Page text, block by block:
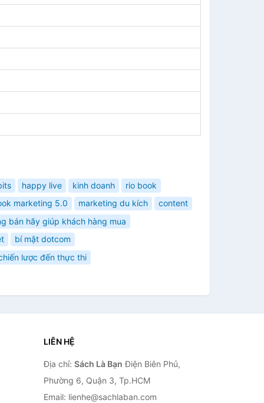
happy live kinh doanh
rio book
marketing 5.0 marketing du kích
content
bán hãy giúp khách hàng mua
bí mật dotcom
lược đến thực thi
LIÊN HỆ
Địa chỉ: Sách Là Bạn Điện Biên Phủ,
Phường 6, Quận 3, Tp.HCM
Email: lienhe@sachlaban.com